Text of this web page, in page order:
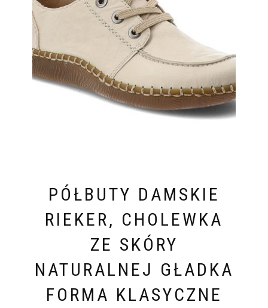
PÓŁBUTY DAMSKIE
RIEKER, CHOLEWKA
ZE SKÓRY
NATURALNEJ GŁADKA
FORMA KLASYCZNE